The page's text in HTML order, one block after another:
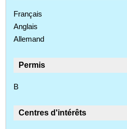
Français
Anglais
Allemand
Permis
B
Centres d'intérêts